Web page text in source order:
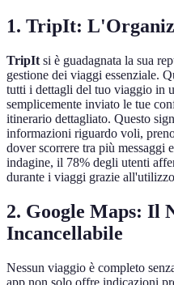
1. TripIt:
TripIt si è guadagnata la sua
gestione dei viaggi essenziale.
tutti i dettagli del tuo viaggio in
semplicemente inviato le tue
itinerario dettagliato. Questo
informazioni riguardo voli,
dover scorrere tra più messaggi
indagine, il 78% degli utenti
durante i viaggi grazie
2. Google Maps: Il
Incancellabile
Nessun viaggio è completo
app non solo offre indicazioni